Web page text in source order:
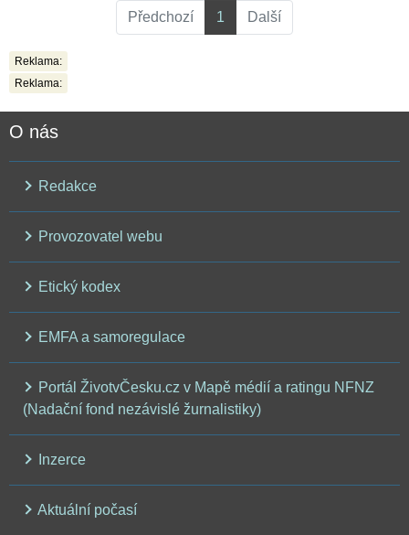
Předchozí 1 Další
Reklama:
Reklama:
O nás
Redakce
Provozovatel webu
Etický kodex
EMFA a samoregulace
Portál ŽivotvČesku.cz v Mapě médií a ratingu NFNZ
(Nadační fond nezávislé žurnalistiky)
Inzerce
Aktuální počasí